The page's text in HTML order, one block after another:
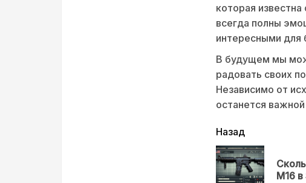
которая
всегда полны
интересными для
В будущем мы
радовать своих
Независимо от
останется
читать
еще
Назад
M16